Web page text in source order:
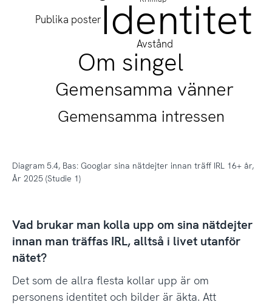
Identitet
Gemensamma intressen
Gemensamma vänner
Avstånd
Om singel
Publika poster
Diagram 5.4, Bas: Googlar sina nätdejter innan träff IRL 16+ år,
År 2025 (Studie 1)
Vad brukar man kolla upp om sina nätdejter
innan man träffas IRL, alltså i livet utanför
nätet?
Det som de allra flesta kollar upp är om
personens identitet och bilder är äkta. Att